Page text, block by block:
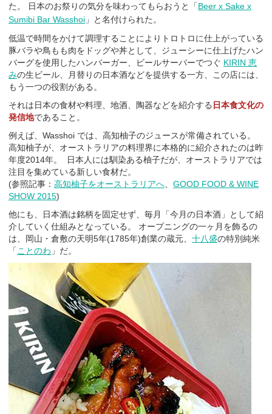
た。
日本のお祭りの気分を味わってもらおうと「Beer x Sake x
Sumibi Bar Wasshoi 」と名付けられた。
低温で時間をかけて調理することによりトロトロに仕上がっている
豚バラや鳥もも肉をドッグや丼として、ジューシーに仕上げたハン
バーグを使用したハンバーガー、ビールサーバーでつぐ KIRIN 恵
みの生ビール、月替りの日本酒などを提供する一方、この店には、
もう一つの役割がある。
それは日本の食材や料理、地酒、陶器などを紹介する 日本食文化の
発信地であること。
例えば、Wasshoi では、高知柚子のジュースが常備されている。
高知柚子が、オーストラリアの料理界に本格的に紹介されたのは昨
年度2014年。 日本人には馴染ある柚子だが、オーストラリアでは
注目を集めている新しい食材だ。
(参照記事： 高知柚子をオーストラリアへ
GOOD FOOD & WINE
SHOW 2015)
他にも、日本酒は銘柄を固定せず、毎月「今月の日本酒」として紹
介していく仕組みとなっている。 オープニングの一ヶ月を飾るの
は、岡山・倉敷の天明5年(1785年)創業の蔵元、 十八盛の特別純米
「 ことのわ 」だ。